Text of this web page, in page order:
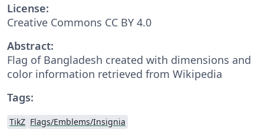
License:
Creative Commons CC BY 4.0
Abstract:
Flag of Bangladesh created with dimensions and
color information retrieved from Wikipedia
Tags:
TikZ Flags/Emblems/Insignia